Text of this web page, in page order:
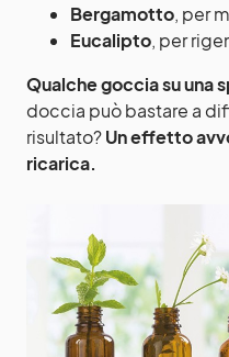
Bergamotto, per
Eucalipto, per
Qualche goccia su una
doccia può bastare a
risultato?Un effetto
ricarica.